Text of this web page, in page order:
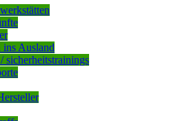
ins Ausland
sicherheitstrainings